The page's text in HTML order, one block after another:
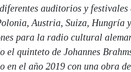
auditorios y festivales
Austria, Suiza, Hungría
para la radio cultural
el quinteto de Johannes
en el año 2019 con una obra